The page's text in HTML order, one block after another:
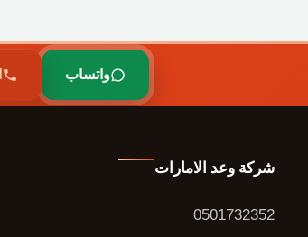
واتساب
شركة وعد الامارات
0501732352